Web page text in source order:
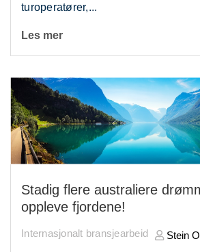
turoperatører,...
Les mer
Stadig flere australiere
oppleve fjordene!
Internasjonalt bransjearbeid Stein